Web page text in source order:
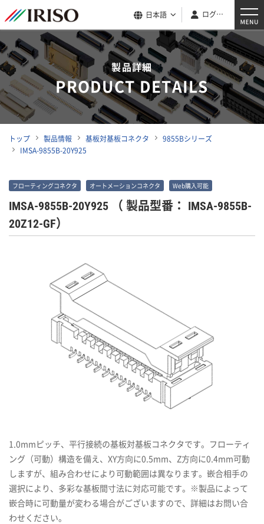
日本語 ログイン
製品詳細
PRODUCT DETAILS
トップ 製品情報 基板対基板コネクタ
9855Bシリーズ
IMSA-9855B-20Y925
フローティングコネクタ オートメーションコネクタ Web購入可能
IMSA-9855B-20Y925 （ 製品型番： IMSA-9855B-
20Z12-GF）
1.0mmピッチ、平行接続の基板対基板コネクタです。フローティ
ング（可動）構造を備え、XY方向に0.5mm、Z方向に0.4mm可動
しますが、組み合わせにより可動範囲は異なります。嵌合相手の
選択により、多彩な基板間寸法に対応可能です。※製品によって
嵌合時に可動量が変わる場合がございますので、詳細はお問い合
わせください。